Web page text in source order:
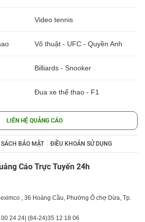
Video tennis
Võ thuật - UFC - Quyền Anh
Billiards - Snooker
Đua xe thể thao - F1
LIÊN HỆ QUẢNG CÁO
BẢO MẬT ĐIỀU KHOẢN SỬ DỤNG
Cáo Trực Tuyến 24h
, 36 Hoàng Cầu, Phường Ô chợ Dừa, Tp.
24 24 | (84-24)35 12 18 06